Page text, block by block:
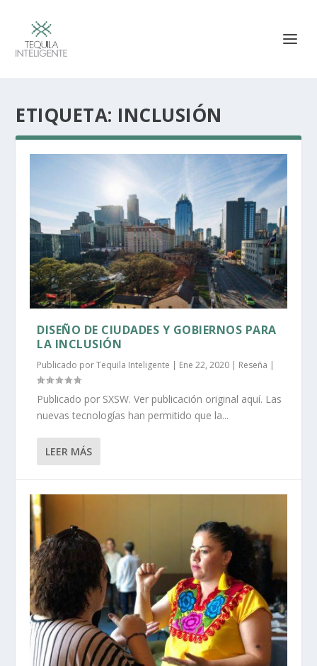
ETIQUETA: INCLUSIÓN
DISEÑO DE CIUDADES Y GOBIERNOS PARA
LA INCLUSIÓN
Publicado porTequila Inteligente | Ene 22, 2020 | Reseña |
Publicado por SXSW. Ver publicación original aquí. Las
nuevas tecnologías han permitido que la...
LEER MÁS